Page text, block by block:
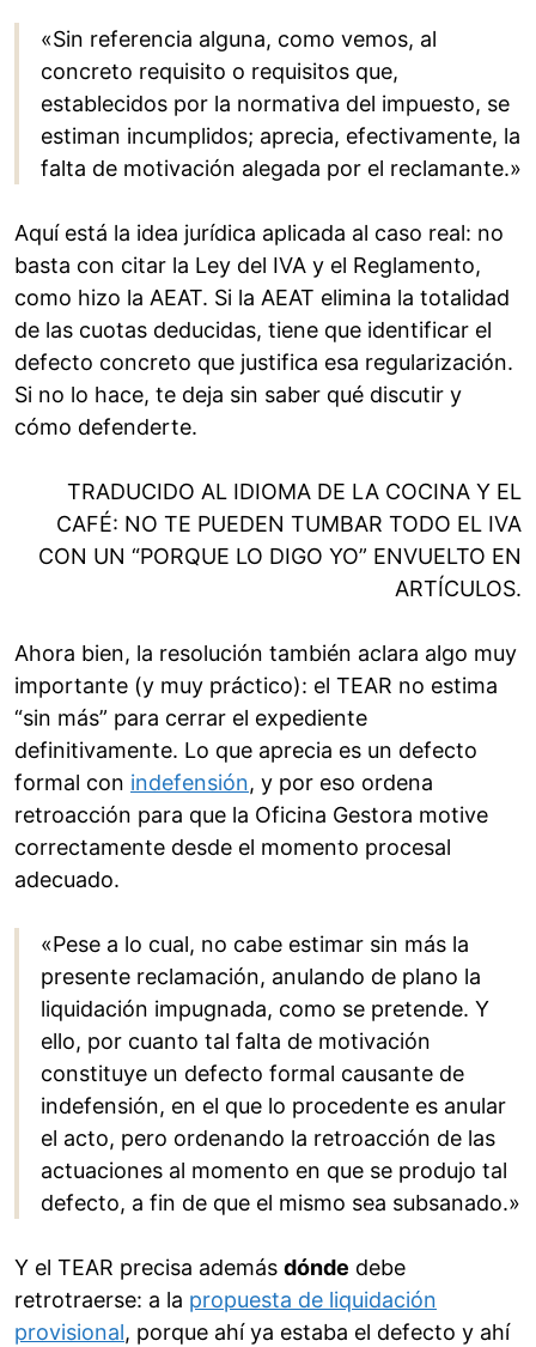
«Sin referencia alguna, como vemos, al
concreto requisito o requisitos que,
establecidos por la normativa del impuesto, se
estiman incumplidos; aprecia, efectivamente, la
falta de motivación alegada por el reclamante.»
Aquí está la idea jurídica aplicada al caso real: no
basta con citar la Ley del IVA y el Reglamento,
como hizo la AEAT. Si la AEAT elimina la totalidad
de las cuotas deducidas, tiene que identificar el
defecto concreto que justifica esa regularización.
Si no lo hace, te deja sin saber qué discutir y
cómo defenderte.
TRADUCIDO AL IDIOMA DE LA COCINA Y EL
CAFÉ: NO TE PUEDEN TUMBAR TODO EL IVA
CON UN “PORQUE LO DIGO YO” ENVUELTO EN
ARTÍCULOS.
Ahora bien, la resolución también aclara algo muy
importante (y muy práctico): el TEAR no estima
“sin más” para cerrar el expediente
definitivamente. Lo que aprecia es un defecto
formal con indefensión, y por eso ordena
retroacción para que la Oficina Gestora motive
correctamente desde el momento procesal
adecuado.
«Pese a lo cual, no cabe estimar sin más la
presente reclamación, anulando de plano la
liquidación impugnada, como se pretende. Y
ello, por cuanto tal falta de motivación
constituye un defecto formal causante de
indefensión, en el que lo procedente es anular
el acto, pero ordenando la retroacción de las
actuaciones al momento en que se produjo tal
defecto, a fin de que el mismo sea subsanado.»
Y el TEAR precisa además dónde debe
retrotraerse: a la propuesta de liquidación
provisional, porque ahí ya estaba el defecto y ahí